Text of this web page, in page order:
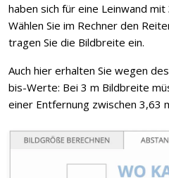
haben sich für eine Leinwand
Wählen Sie im Rechner den
tragen Sie die Bildbreite ein.
Auch hier erhalten Sie wegen
bis-Werte: Bei 3 m Bildbreite
einer Entfernung zwischen 3,63